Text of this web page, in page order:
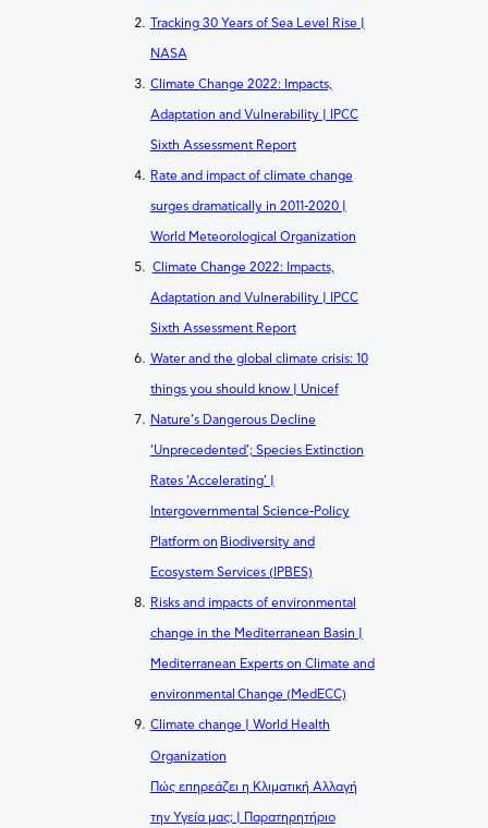
Tracking 30 Years of Sea Level Rise |
NASA
Climate Change 2022: Impacts,
Adaptation and Vulnerability | IPCC
Sixth Assessment Report
Rate and impact of climate change
surges dramatically in 2011-2020 |
World Meteorological Organization
Climate Change 2022: Impacts,
Adaptation and Vulnerability | IPCC
Sixth Assessment Report
Water and the global climate crisis: 10
things you should know | Unicef
Nature’s Dangerous Decline
‘Unprecedented’; Species Extinction
Rates ‘Accelerating’ |
Intergovernmental Science-Policy
Platform on Biodiversity and
Ecosystem Services (IPBES)
Risks and impacts of environmental
change in the Mediterranean Basin |
Mediterranean Experts on Climate and
environmental Change (MedECC)
Climate change | World Health
Organization
Πώς επηρεάζει η Κλιματική Αλλαγή
την Υγεία μας; | Παρατηρητήριο